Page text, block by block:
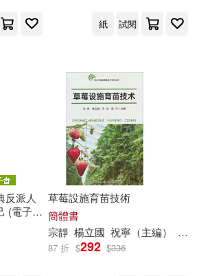
中心(13)
李國權(13)
鄭欣淼(13)
(13)
(58)
版社(57)
版社(57)
紙 試閱
反派人
(電子
草莓設施育苗技術
簡體書
宗靜 楊立國 祝寧（主編） 馬欣
87 折 $292 $336